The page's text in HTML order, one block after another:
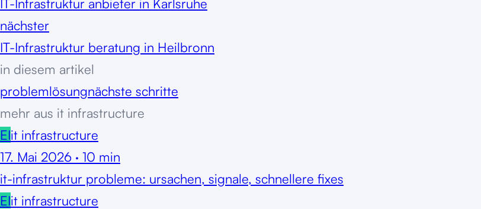
nächster
IT-Infrastruktur beratung in Heilbronn
in diesem artikel
problemlösungnächste schritte
mehr aus it infrastructure
EIit infrastructure
17. Mai 2026 · 10 min
it-infrastruktur probleme: ursachen, signale, schnellere fixes
EIit infrastructure